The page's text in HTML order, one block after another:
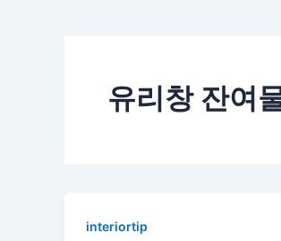
유리창 잔여
interiortip